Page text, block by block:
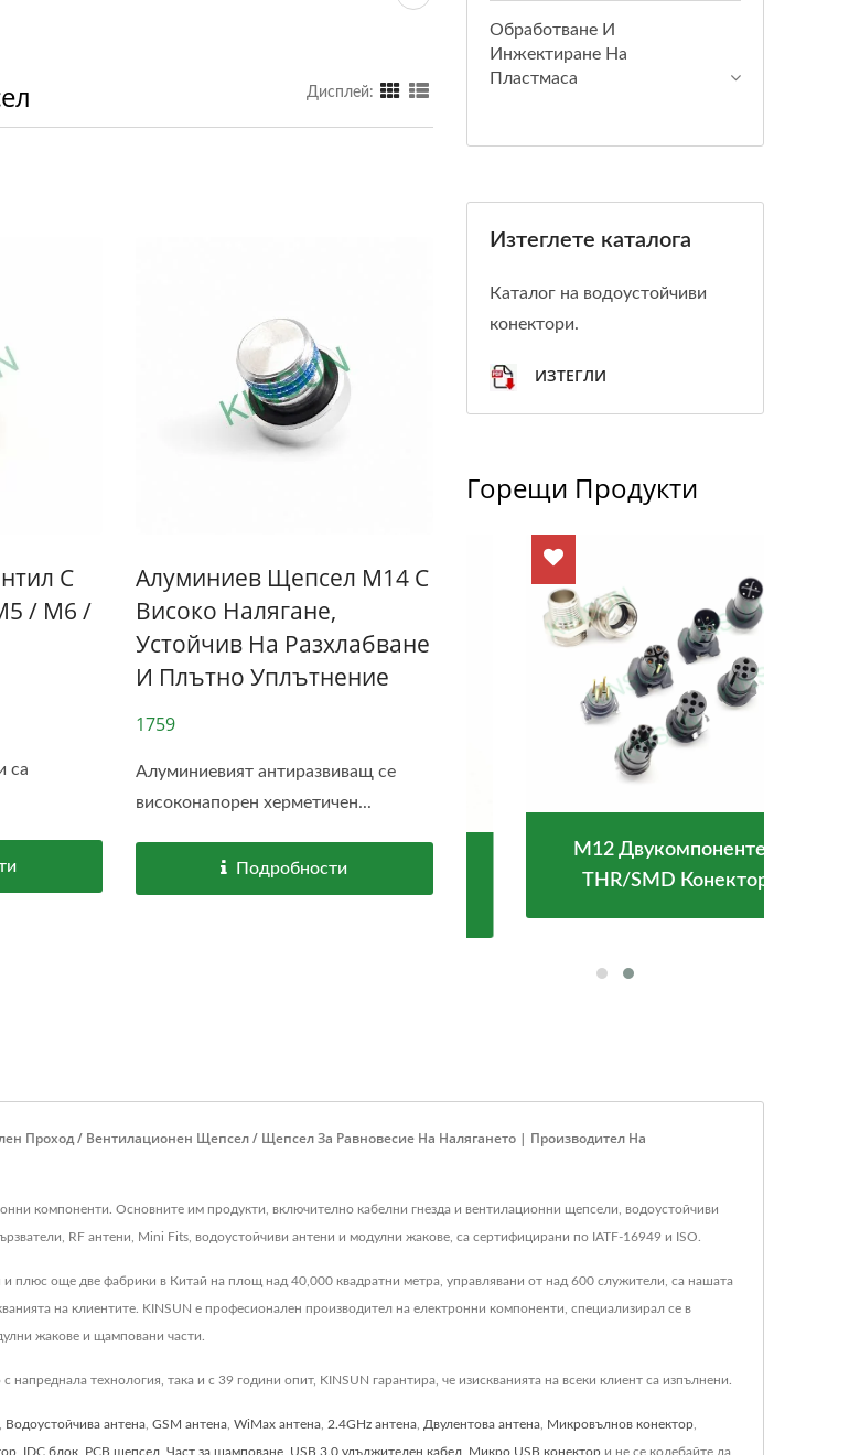
Дисплей:
С
/ M6 /
са
Алуминиев Щепсел M14 С
Високо Налягане,
Устойчив На Разхлабване
И Плътно Уплътнение
1759
Алуминиевият антиразвиващ се
високонапорен херметичен...
Подробности
Обработване И
Инжектиране На
Пластмаса
Изтеглете каталога
Каталог на водоустойчиви
конектори.
ИЗТЕГЛИ
Горещи Продукти
Водоустойчив IP68 USB
Type-C Конектор
M12 Двукомпонентен
THR/SMD Конектор
Проход / Вентилационен Щепсел / Щепсел За Равновесие На Налягането | Производител На
компоненти. Основните им продукти, включително кабелни гнезда и вентилационни щепсели, водоустойчиви
RF антени, Mini Fits, водоустойчиви антени и модулни жакове, са сертифицирани по IATF-16949 и ISO.
плюс още две фабрики в Китай на площ над 40,000 квадратни метра, управлявани от над 600 служители, са нашата
на клиентите. KINSUN е професионален производител на електронни компоненти, специализирал се в
жакове и щамповани части.
технология, така и с 39 години опит, KINSUN гарантира, че изискванията на всеки клиент са изпълнени.
Водоустойчива антена GSM антена WiMax антена 2.4GHz антена Двулентова антена Микровълнов конектор
IDC блок PCB щепсел Част за щамповане USB 3.0 удължителен кабел Микро USB конектор и не се колебайте да